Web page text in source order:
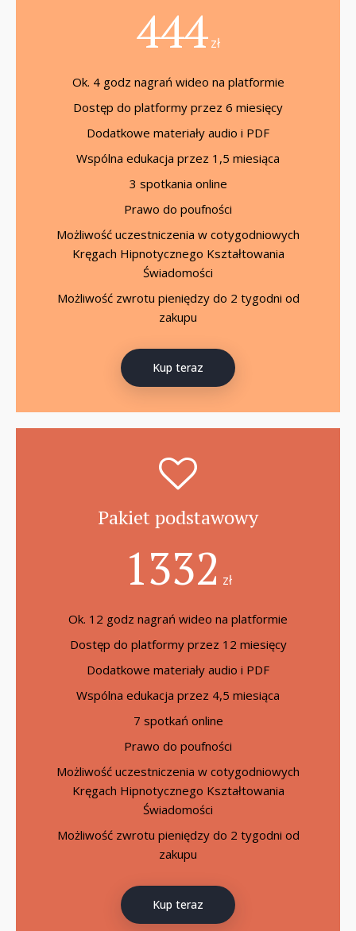
444zł
Ok. 4 godz nagrań wideo na platformie
Dostęp do platformy przez 6 miesięcy
Dodatkowe materiały audio i PDF
Wspólna edukacja przez 1,5 miesiąca
3 spotkania online
Prawo do poufności
Możliwość uczestniczenia w cotygodniowych
Kręgach Hipnotycznego Kształtowania
Świadomości
Możliwość zwrotu pieniędzy do 2 tygodni od
zakupu
Kup teraz
Pakiet podstawowy
1332 zł
Ok. 12 godz nagrań wideo na platformie
Dostęp do platformy przez 12 miesięcy
Dodatkowe materiały audio i PDF
Wspólna edukacja przez 4,5 miesiąca
7 spotkań online
Prawo do poufności
Możliwość uczestniczenia w cotygodniowych
Kręgach Hipnotycznego Kształtowania
Świadomości
Możliwość zwrotu pieniędzy do 2 tygodni od
zakupu
Kup teraz